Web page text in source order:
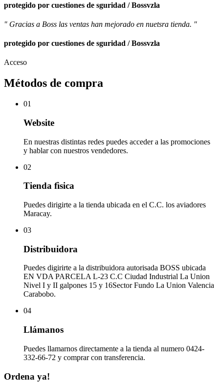
protegido por cuestiones de sguridad / Bossvzla
" Gracias a Boss las ventas han mejorado en nuetsra tienda. "
protegido por cuestiones de sguridad / Bossvzla
Acceso
Métodos de compra
01
Website
En nuestras distintas redes puedes acceder a las promociones
y hablar con nuestros vendedores.
02
Tienda fìsica
Puedes dirigirte a la tienda ubicada en el C.C. los aviadores
Maracay.
03
Distribuidora
Puedes digirirte a la distribuidora autorisada BOSS ubicada
EN VDA PARCELA L-23 C.C Ciudad Industrial La Union
Nivel I y II galpones 15 y 16Sector Fundo La Union Valencia
Carabobo.
04
Llámanos
Puedes llamarnos directamente a la tienda al numero 0424-
332-66-72 y comprar con transferencia.
Ordena ya!